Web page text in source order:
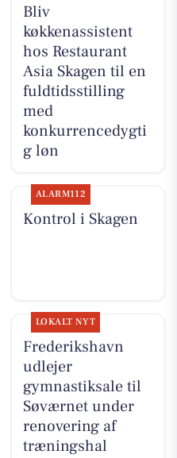
Bliv
køkkenassistent
hos Restaurant
Asia Skagen til en
fuldtidsstilling
med
konkurrencedygti
g løn
ALARM112
Kontrol i Skagen
LOKALT NYT
Frederikshavn
udlejer
gymnastiksale til
Søværnet under
renovering af
træningshal